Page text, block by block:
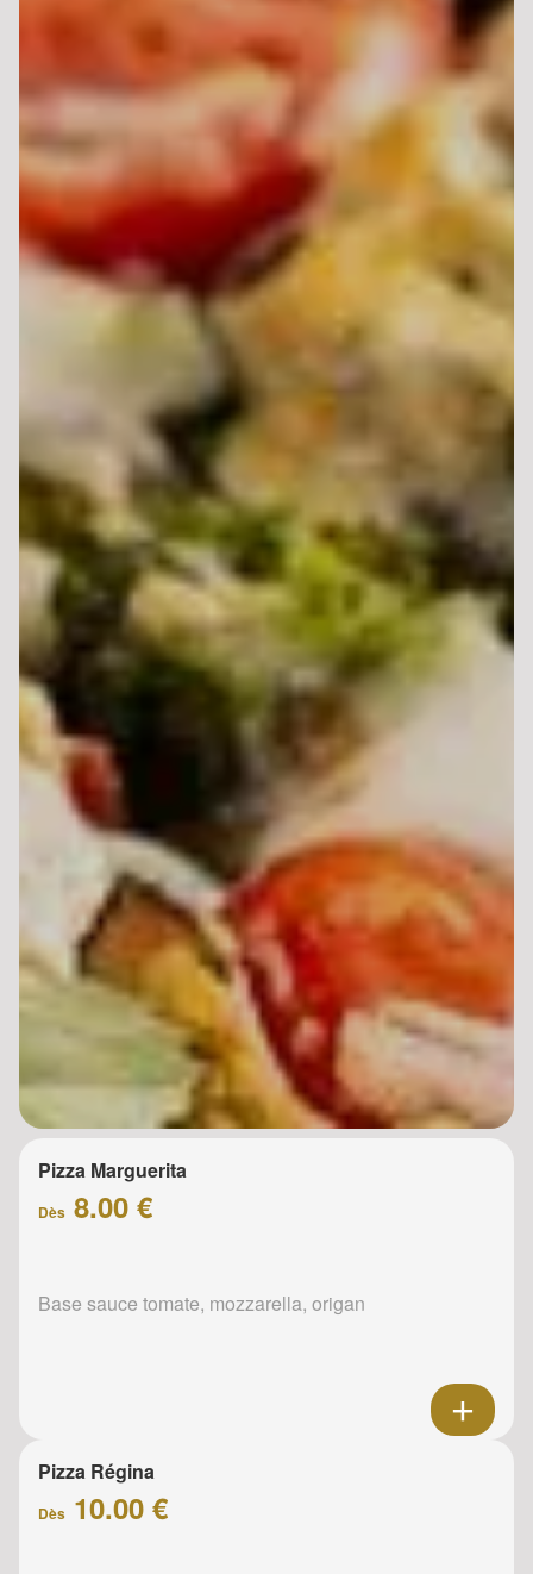
Pizza Marguerita
Dès 8.00 €
Base sauce tomate, mozzarella, origan
Pizza Régina
Dès 10.00 €